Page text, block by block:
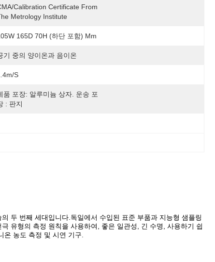
Calibration Certificate From
Metrology Institute
165D 70H (하단 포함) Mm
기 중의 양이온과 음이온
s
품 포장: 알루미늄 상자. 운송 포
: 판지
두 번째 세대입니다.독일에서 수입된 표준 부품과 지능형 샘플링
유형의 측정 원칙을 사용하여, 좋은 일관성, 긴 수명, 사용하기 쉽
농도 측정 및 시연 기구.